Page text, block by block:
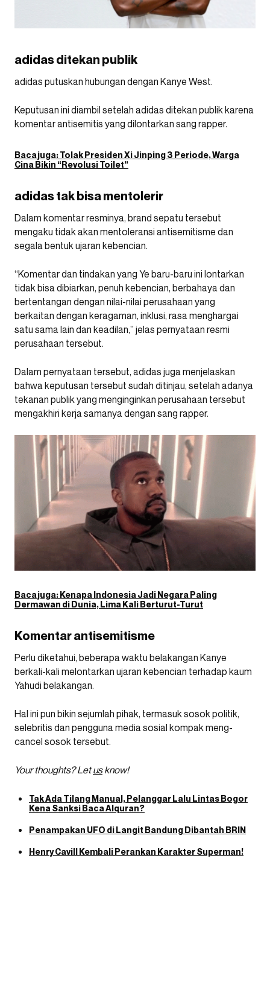
adidas ditekan publik
adidas putuskan hubungan dengan Kanye West.
Keputusan ini diambil setelah adidas ditekan publik karena
komentar antisemitis yang dilontarkan sang rapper.
Baca juga:Tolak Presiden Xi Jinping 3 Periode, Warga
Cina Bikin “Revolusi Toilet”
adidas tak bisa mentolerir
Dalam komentar resminya, brand sepatu tersebut
mengaku tidak akan mentoleransi antisemitisme dan
segala bentuk ujaran kebencian.
“Komentar dan tindakan yang Ye baru-baru ini lontarkan
tidak bisa dibiarkan, penuh kebencian, berbahaya dan
bertentangan dengan nilai-nilai perusahaan yang
berkaitan dengan keragaman, inklusi, rasa menghargai
satu sama lain dan keadilan,” jelas pernyataan resmi
perusahaan tersebut.
Dalam pernyataan tersebut, adidas juga menjelaskan
bahwa keputusan tersebut sudah ditinjau, setelah adanya
tekanan publik yang menginginkan perusahaan tersebut
mengakhiri kerja samanya dengan sang rapper.
Baca juga:Kenapa Indonesia Jadi Negara Paling
Dermawan di Dunia, Lima Kali Berturut-Turut
Komentar antisemitisme
Perlu diketahui, beberapa waktu belakangan Kanye
berkali-kali melontarkan ujaran kebencian terhadap kaum
Yahudi belakangan.
Hal ini pun bikin sejumlah pihak, termasuk sosok politik,
selebritis dan pengguna media sosial kompak meng-
cancel sosok tersebut.
Your thoughts? Letusknow!
Tak Ada Tilang Manual, Pelanggar Lalu Lintas Bogor
Kena Sanksi Baca Alquran?
Penampakan UFO di Langit Bandung Dibantah BRIN
Henry Cavill Kembali Perankan Karakter Superman!